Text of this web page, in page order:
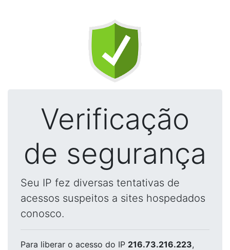
Verificação
de segurança
Seu IP fez diversas tentativas de
acessos suspeitos a sites hospedados
conosco.
Para liberar o acesso do IP 216.73.216.223,